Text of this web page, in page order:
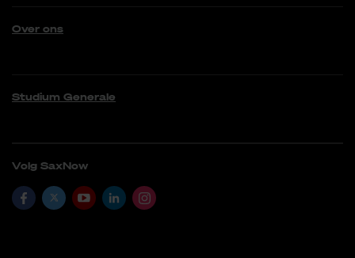
Over ons
Studium Generale
Volg SaxNow